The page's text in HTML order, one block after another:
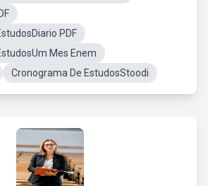
PDF
Mes Enem
Cronograma De EstudosStoodi